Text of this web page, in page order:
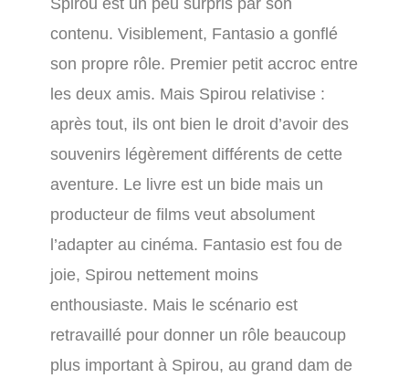
Spirou est un peu surpris par son
contenu. Visiblement, Fantasio a gonflé
son propre rôle. Premier petit accroc entre
les deux amis. Mais Spirou relativise :
après tout, ils ont bien le droit d’avoir des
souvenirs légèrement différents de cette
aventure. Le livre est un bide mais un
producteur de films veut absolument
l’adapter au cinéma. Fantasio est fou de
joie, Spirou nettement moins
enthousiaste. Mais le scénario est
retravaillé pour donner un rôle beaucoup
plus important à Spirou, au grand dam de